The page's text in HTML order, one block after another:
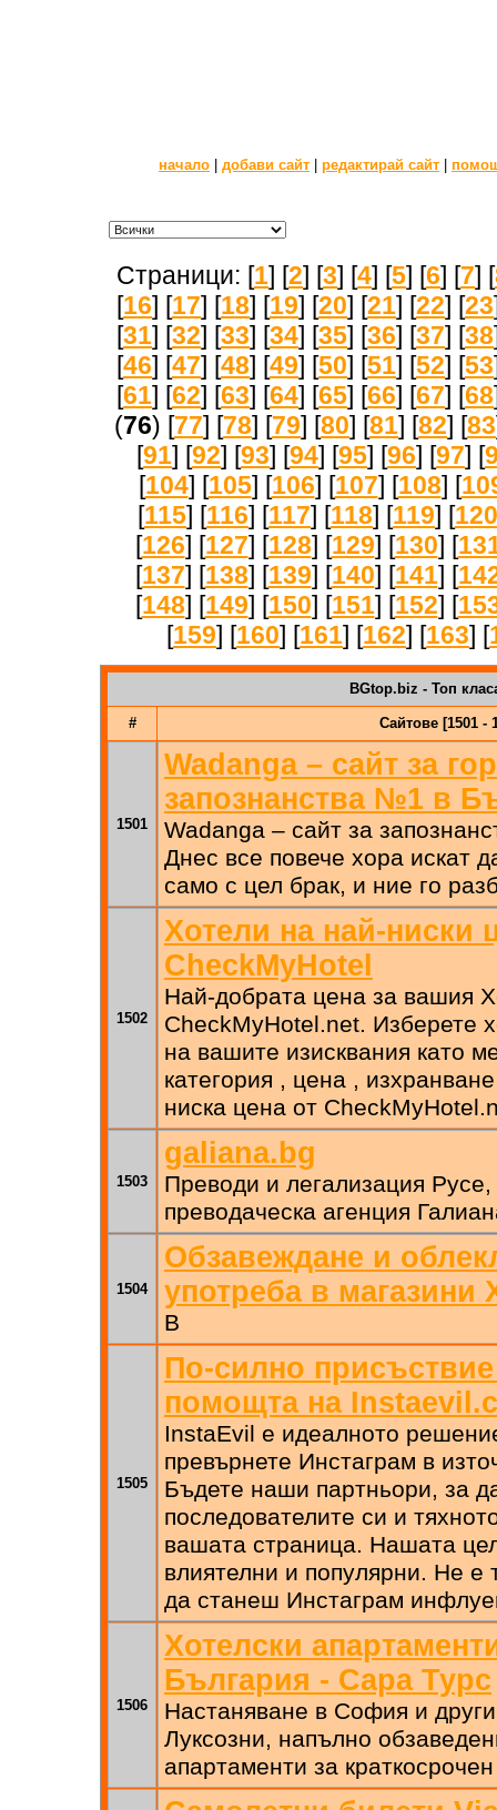
начало добави сайт редактирай сайт
Страници: [1] [2] [3] [4] [5] [6] [7] [
[16] [17] [18] [19] [20] [21] [22] [23
[31] [32] [33] [34] [35] [36] [37] [38
[46] [47] [48] [49] [50] [51] [52] [53
[61] [62] [63] [64] [65] [66] [67] [68
(76) [77] [78] [79] [80] [81] [82] [83
[91] [92] [93] [94] [95] [96] [97] [
[104] [105] [106] [107] [108] [
[115] [116] [117] [118] [119] [120
[126] [127] [128] [129] [130] [
[137] [138] [139] [140] [141] [
[148] [149] [150] [151] [152] [
[159] [160] [161] [162] [163] [
BGtop.biz - Топ
# Сайтове [1501 -
1501
Wadanga – сайт за
запознанства №1 в
Wadanga – сайт за
Днес все повече хора искат
само с цел брак, и ние го
1502
Хотели на най-ниски
CheckMyHotel
Най-добрата цена за вашия
CheckMyHotel.net. Изберете
на вашите изисквания като
категория , цена ,
ниска цена от
1503
galiana.bg
Преводи и легализация
преводаческа агенция
1504
Обзавеждане и
употреба в магазини
В
1505
По-силно
помощта на
InstaEvil е идеалното
превърнете Инстаграм в
Бъдете наши партньори, за
последователите си и
вашата страница. Нашата
влиятелни и популярни. Не е
да станеш Инстаграм
1506
Хотелски
България - Сара Турс
Настаняване в София и
Луксозни, напълно
апартаменти за